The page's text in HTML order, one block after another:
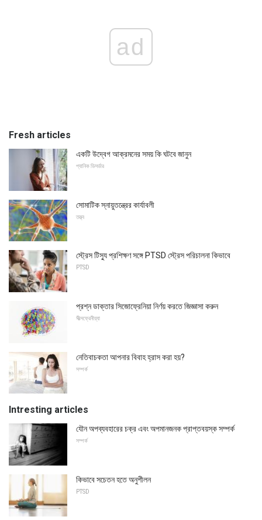
ad
Fresh articles
একটি উদ্বেগ আক্রমনের সময় কি ঘটবে জানুন
প্যানিক ডিসর্ডার
সোমাটিক স্নায়ুতন্ত্রের কার্যাবলী
তত্ত্ব
স্ট্রেস টিস্যু প্রশিক্ষণ সঙ্গে PTSD স্ট্রেস পরিচালনা কিভাবে
PTSD
প্রশ্ন ডাক্তার সিজোফ্রেনিয়া নির্ণয় করতে জিজ্ঞাসা করুন
সীত্সফ্রেনীয়্যা
নেতিবাচকতা আপনার বিবাহ হ্রাস করা হয়?
সম্পর্ক
Intresting articles
যৌন অপব্যবহারের চক্র এবং অপমানজনক প্রাপ্তবয়স্ক সম্পর্ক
সম্পর্ক
কিভাবে সচেতন হতে অনুশীলন
PTSD